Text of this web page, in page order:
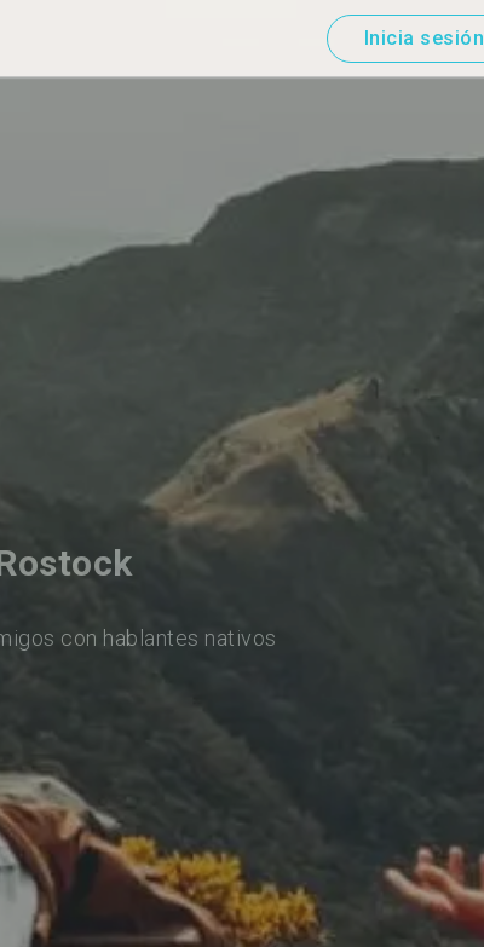
Inicia sesión
con hablantes nativos